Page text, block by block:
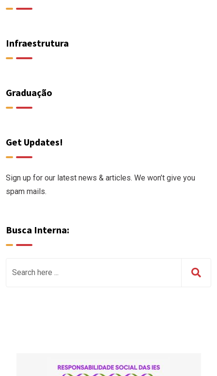
Infraestrutura
Graduação
Get Updates!
Sign up for our latest news & articles. We won’t give you
spam mails.
Busca Interna: